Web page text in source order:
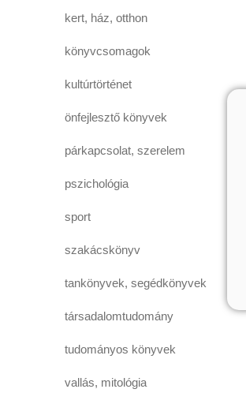
kert, ház, otthon
könyvcsomagok
kultúrtörténet
önfejlesztő könyvek
párkapcsolat, szerelem
pszichológia
sport
szakácskönyv
tankönyvek, segédkönyvek
társadalomtudomány
tudományos könyvek
vallás, mitológia